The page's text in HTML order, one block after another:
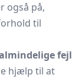
også på,
til
fejl
hjælp til at